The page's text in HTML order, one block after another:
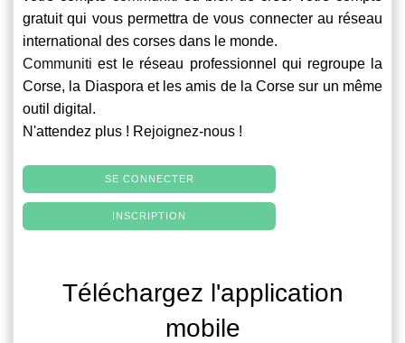
gratuit qui vous permettra de vous connecter au réseau
international des corses dans le monde.
Communiti est le réseau professionnel qui regroupe la
Corse, la Diaspora et les amis de la Corse sur un même
outil digital.
N'attendez plus ! Rejoignez-nous !
SE CONNECTER
INSCRIPTION
Téléchargez l'application
mobile